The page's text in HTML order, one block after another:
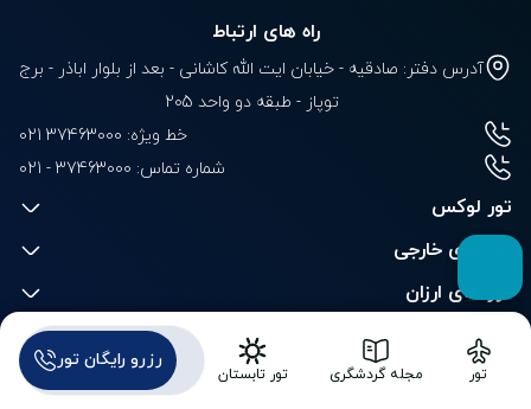
راه های ارتباط
آدرس دفتر: صادقیه - خیابان ایت الله کاشانی - بعد از بلوار‌‌ اباذر - برج
توپاز - طبقه دو واحد 205
خط ویژه: 37463000 021
شماره تماس: 021 - 37463000
تور لوکس
تور های خارجی
تور های ارزان
تور های اروپا
تور مجله گردشگری تور تابستان
رزرو رایگان تور